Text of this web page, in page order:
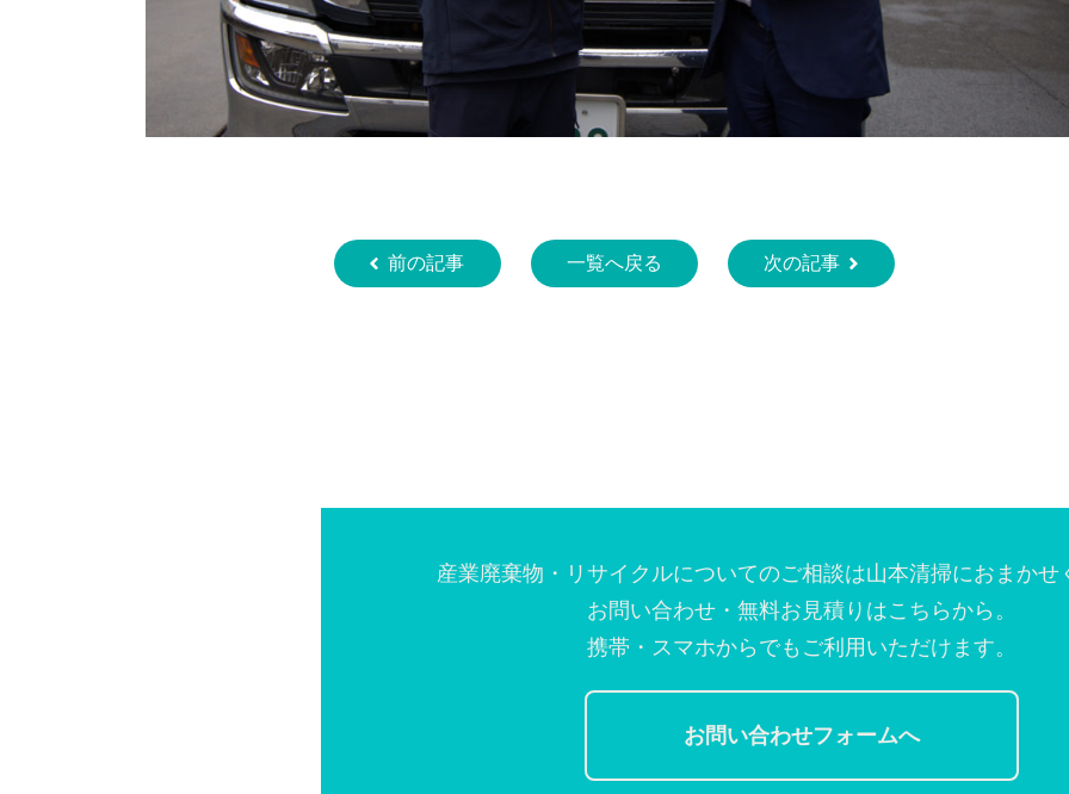
前の記事 一覧へ戻る 次の記事
産業廃棄物・リサイクルについてのご相談は⼭本清掃におまかせ
お問い合わせ・無料お⾒積りはこちらから。
携帯・スマホからでもご利⽤いただけます。
お問い合わせフォームへ